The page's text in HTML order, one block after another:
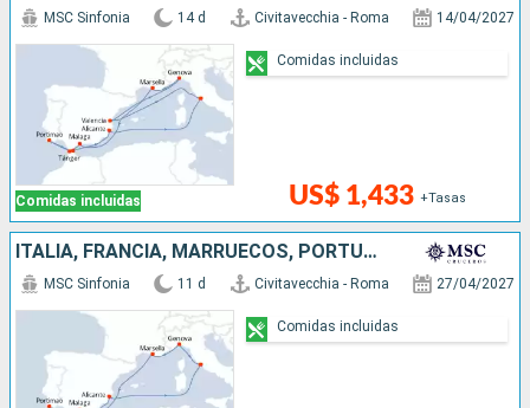
Comidas incluidas
MSC Sinfonia 14 d Civitavecchia - Roma 14/04/2027
US$ 1,433 +Tasas
Comidas incluidas
ITALIA, FRANCIA, MARRUECOS, PORTUGAL, ESPAÑA
MSC Sinfonia 11 d Civitavecchia - Roma 27/04/2027
Comidas incluidas